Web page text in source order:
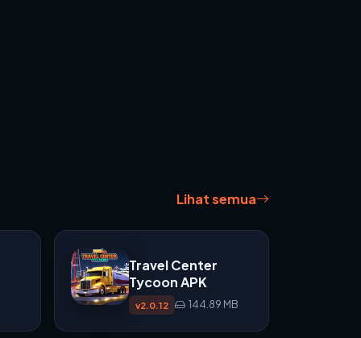
Lihat semua
Travel Center
Tycoon APK
v2.0.12 144.89 MB